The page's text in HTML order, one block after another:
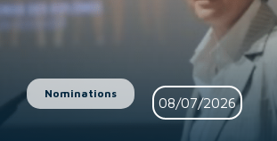
Nominations
08/07/2026